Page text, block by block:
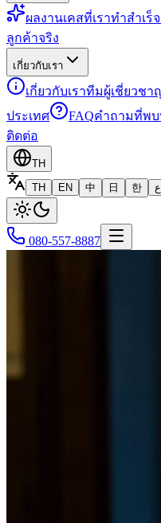
ผลงานเคสที่เราทำสำเร็
ลูกค้าจริง
เกี่ยวกับเรา
เกี่ยวกับเราทีมผู้เชี่ยวชา
ประเทศ
FAQคำถามที่พบ
ติดต่อ
TH
TH
EN 中 日 한 ع
080-557-8887